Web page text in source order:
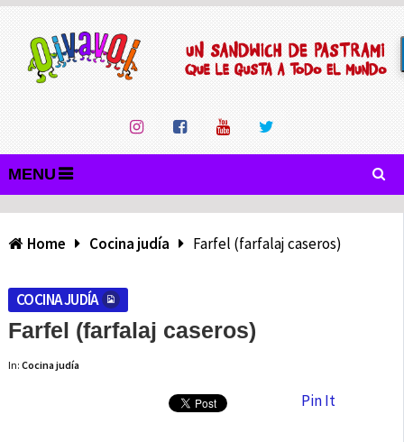
MENU
Home Cocina judía Farfel (farfalaj caseros)
COCINA JUDÍA
Farfel (farfalaj caseros)
In: Cocina judía
Pin It